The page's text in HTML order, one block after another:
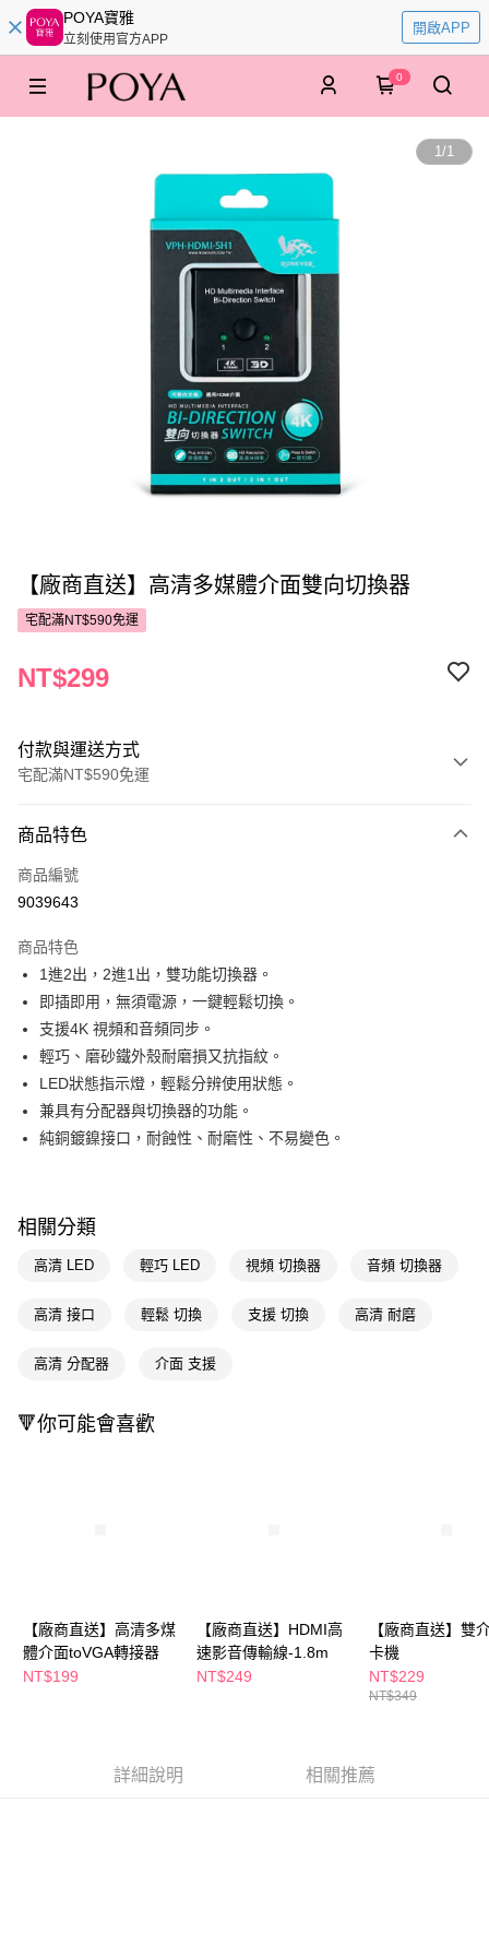
POYA寶雅
立刻使用官方APP
開啟APP
0
1/1
【廠商直送】高清多媒體介面雙向切換器
宅配滿NT$590免運
NT$299
付款與運送方式
宅配滿NT$590免運
POYA支付
信用卡一次付款
Apple Pay
街口支付
悠遊付
Google Pay
AFTEE先享後付
便利好安心！
１．簡單：不需註冊會員、不需綁卡、不需儲值。
２．便利：只要手機號碼，簡訊認證，即可結帳。
【「AFTEE先享後付」結帳流程】
結帳頁面，進行簡訊認證並確認金額後，即可完成結帳。
ATM／網路銀行／等多元方式進行付款，方視為交易完成。
※ 請注意：結帳手續完成當下不需立刻繳費，但若您需要取消訂單，請聯絡
權轉讓予恩沛科技股份有限公司。
２．關於個人資料處理事宜，請瀏覽以下網址：
https://aftee.tw/terms/#terms3
３．未成年的使用者請事先徵得法定代理人或監護人之同意方可使用
時審查核予不同之上限額度；若仍有額度不足之情形，本公司將視審查結果
每筆NT$100，滿NT$590(含以上)免運費
商品特色
商品編號
9039643
商品特色
1進2出，2進1出，雙功能切換器。
即插即用，無須電源，一鍵輕鬆切換。
支援4K 視頻和音頻同步。
輕巧、磨砂鐵外殼耐磨損又抗指紋。
LED狀態指示燈，輕鬆分辨使用狀態。
兼具有分配器與切換器的功能。
純銅鍍鎳接口，耐蝕性、耐磨性、不易變色。
相關分類
高清 LED 輕巧 LED 視頻 切換器 音頻 切換器
高清 接口 輕鬆 切換 支援 切換 高清 耐磨
高清 分配器 介面 支援
🔻你可能會喜歡
【廠商直送】高清多煤
體介面toVGA轉接器
NT$199
【廠商直送】HDMI高
速影音傳輸線-1.8m
NT$249
【廠商直送】雙
卡機
NT$229
NT$349
詳細說明 相關推薦